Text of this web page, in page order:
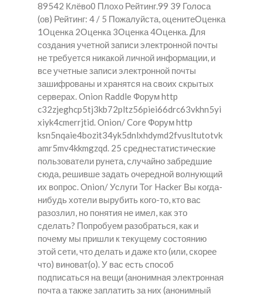
89542 Клёво0 Плохо Рейтинг.99 39 Голоса
(ов) Рейтинг: 4 / 5 Пожалуйста, оценитеОценка
1Оценка 2Оценка 3Оценка 4Оценка. Для
создания учетной записи электронной почты
не требуется никакой личной информации, и
все учетные записи электронной почты
зашифрованы и хранятся на своих скрытых
серверах. Onion Raddle Форум http
c32zjeghcp5tj3kb72pltz56piei66drc63vkhn5yi
xiyk4cmerrjtid. Onion/ Core Форум http
ksn5nqaie4bozit34yk5dnlxhdymd2fvusltutotvk
amr5mv4kkmgzqd. 25 среднестатистические
пользователи рунета, случайно забредшие
сюда, решивше задать очередной волнующий
их вопрос. Onion/ Услуги Tor Hacker Вы когда-
нибудь хотели вырубить кого-то, кто вас
разозлил, но понятия не имел, как это
сделать? Попробуем разобраться, как и
почему мы пришли к текущему состоянию
этой сети, что делать и даже кто (или, скорее
что) виноват(о). У вас есть способ
подписаться на вещи (анонимная электронная
почта а также заплатить за них (анонимный